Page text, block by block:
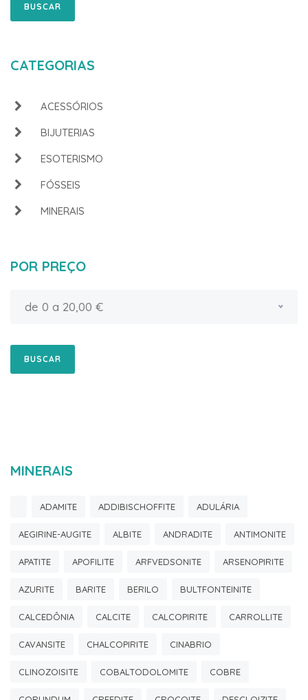
BUSCAR
CATEGORIAS
ACESSÓRIOS
BIJUTERIAS
ESOTERISMO
FÓSSEIS
MINERAIS
POR PREÇO
de 0 a 20,00 €
BUSCAR
MINERAIS
ADAMITE ADDIBISCHOFFITE ADULÁRIA
AEGIRINE-AUGITE ALBITE ANDRADITE ANTIMONITE
APATITE APOFILITE ARFVEDSONITE ARSENOPIRITE
AZURITE BARITE BERILO BULTFONTEINITE
CALCEDÔNIA CALCITE CALCOPIRITE CARROLLITE
CAVANSITE CHALCOPIRITE CINABRIO
CLINOZOISITE COBALTODOLOMITE COBRE